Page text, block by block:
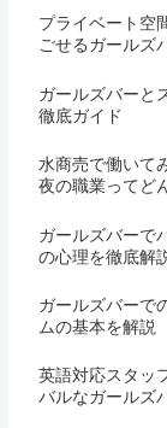
プライベート空
ごせるガールズ
ガールズバーと
徹底ガイド
水商売で働いて
夜の職業ってど
ガールズバーで
の心理を徹底解
ガールズバーで
ムの基本を解説
英語対応スタッ
バルなガールズ